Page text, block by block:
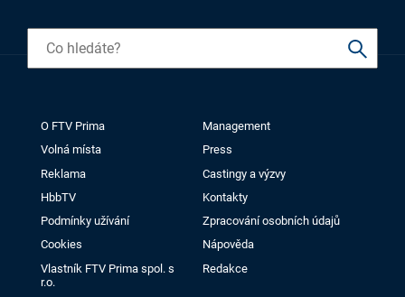
O FTV Prima
Management
Volná místa
Press
Reklama
Castingy a výzvy
HbbTV
Kontakty
Podmínky užívání
Zpracování osobních údajů
Cookies
Nápověda
Vlastník FTV Prima spol. s
r.o.
Redakce